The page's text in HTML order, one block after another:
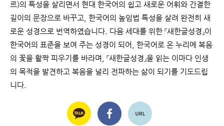
르)의 특성을 살리면서 현대 한국어의 쉽고 새로운 어휘와 간결한
길이의 문장으로 바꾸고, 한국어의 높임법 특성을 살려 완전히 새
로운 성경으로 번역하였습니다. 다음 세대를 위한 『새한글성경』이
한국어의 표준을 보여 주는 성경이 되어, 한국어로 온 누리에 복음
의 꽃을 활짝 피우기를 바라며, 『새한글성경』을 읽는 이마다 인생
의 목적을 발견하고 복음을 널리 전파하는 삶이 되기를 기도드립
니다.